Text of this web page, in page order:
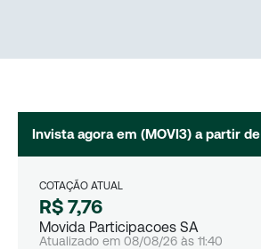
Invista agora em (MOVI3) a partir de
COTAÇÃO ATUAL
R$ 7,76
Movida Participacoes SA
Atualizado em 08/08/26 às 11:40